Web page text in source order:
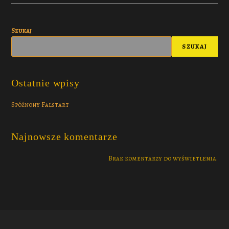
Szukaj
SZUKAJ
Ostatnie wpisy
Spóźnony Falstart
Najnowsze komentarze
Brak komentarzy do wyświetlenia.